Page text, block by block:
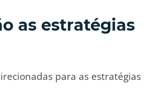
as estratégias
para as estratégias